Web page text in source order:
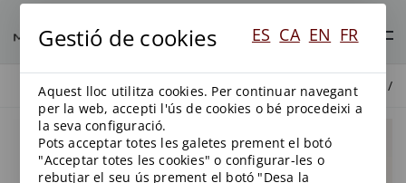
BLOG BLOG
Gestió de cookies ES CA EN FR
Aquest lloc utilitza cookies. Per continuar navegant
per la web, accepti l'ús de cookies o bé procedeixi a
la seva configuració.
Pots acceptar totes les galetes prement el botó
"Acceptar totes les cookies" o configurar-les o
rebutjar el seu ús prement el botó "Desa la